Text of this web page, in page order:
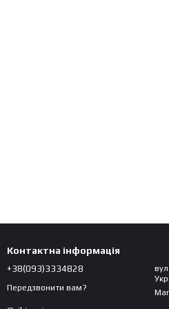
Контактна інформація
+38(093)3334828
Передзвонити вам?